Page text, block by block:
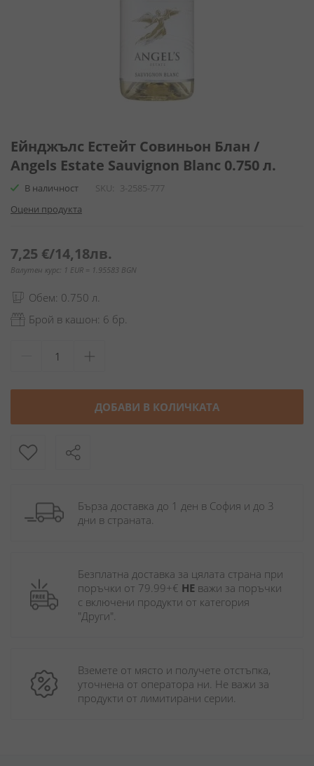
към
началото
на
галерия
снимки
Ейнджълс Естейт Совиньон Блан /
Angels Estate Sauvignon Blanc 0.750 л.
В наличност SKU
3-2585-777
Оцени продукта
7,25 €/14,18лв.
Валутен курс: 1 EUR = 1.95583 BGN
Обем: 0.750 л.
Брой в кашон: 6 бр.
ДОБАВИ В КОЛИЧКАТА
Бърза доставка до 1 ден в София и до 3
дни в страната.
Безплатна доставка за цялата страна при
поръчки от 79.99+€ НЕ важи за поръчки
с включени продукти от категория
"Други".
Вземете от място и получете отстъпка,
уточнена от оператора ни. Не важи за
продукти от лимитирани серии.